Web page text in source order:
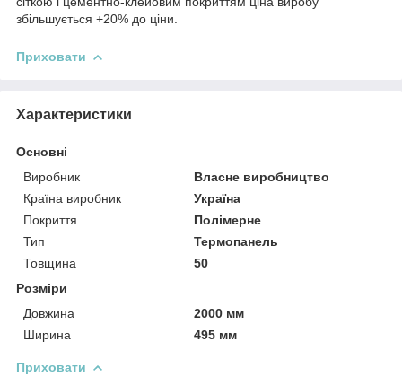
збільшується +20% до ціни.
Приховати
Характеристики
Основні
Виробник
Власне виробництво
Країна виробник
Україна
Покриття
Полімерне
Тип
Термопанель
Товщина
50
Розміри
Довжина
2000 мм
Ширина
495 мм
Приховати